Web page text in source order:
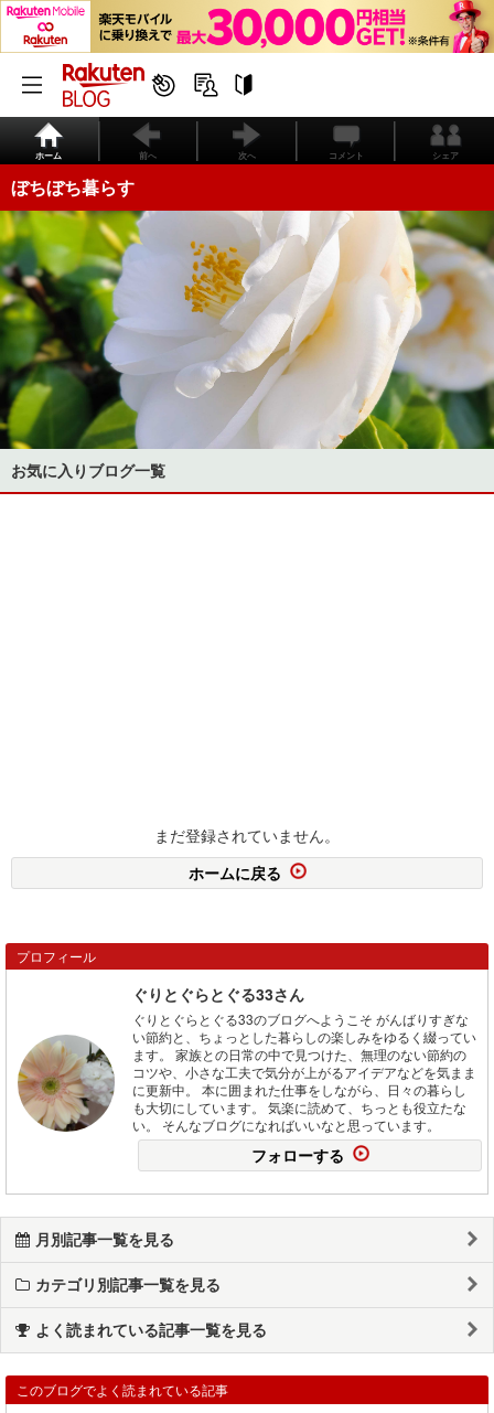
ホーム 前へ 次へ コメント シェア
ぼちぼち暮らす
お気に入りブログ一覧
まだ登録されていません。
ホームに戻る
プロフィール
ぐりとぐらとぐる33さん
ぐりとぐらとぐる33のブログへようこそ がんばりすぎな
い節約と、ちょっとした暮らしの楽しみをゆるく綴ってい
ます。 家族との日常の中で見つけた、無理のない節約の
コツや、小さな工夫で気分が上がるアイデアなどを気まま
に更新中。 本に囲まれた仕事をしながら、日々の暮らし
も大切にしています。 気楽に読めて、ちっとも役立たな
い。 そんなブログになればいいなと思っています。
フォローする
月別記事一覧を見る
カテゴリ別記事一覧を見る
よく読まれている記事一覧を見る
このブログでよく読まれている記事